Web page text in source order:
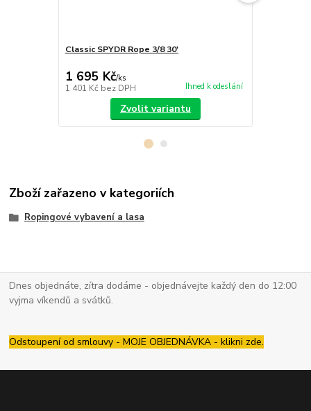
Classic SPYDR Rope 3/8 30'
1 695 Kč/ks
1 401 Kč bez DPH Ihned k odeslání
Zvolit variantu
Zboží zařazeno v kategoriích
Ropingové vybavení a lasa
Dnes objednáte, zítra dodáme - objednávejte každý den do 12:00
vyjma víkendů a svátků.
Odstoupení od smlouvy - MOJE OBJEDNÁVKA - klikni zde.